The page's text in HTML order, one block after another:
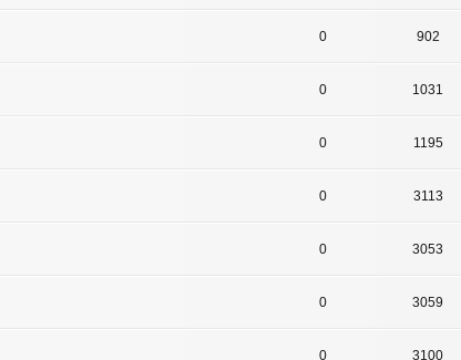
0 902
0 1031
0 1195
0 3113
0 3053
0 3059
0 3100